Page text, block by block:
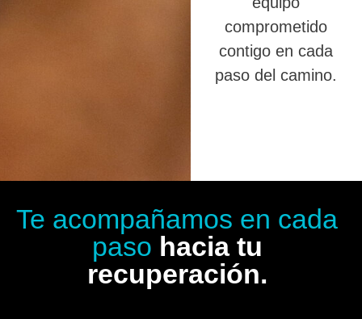
comprometido
contigo en cada
paso del camino.
Te acompañamos en cada
paso hacia tu
recuperación.